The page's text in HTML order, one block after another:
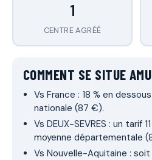
1
CENTRE AGRÉÉ
COMMENT SE SITUE
Vs France : 18 % en
nationale (87 €).
Vs DEUX-SEVRES : un tarif
moyenne départementale
Vs Nouvelle-Aquitaine : soit